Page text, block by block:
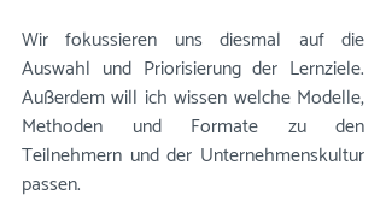
Wir fokussieren uns diesmal auf die
Auswahl und Priorisierung der Lernziele.
Außerdem will ich wissen welche Modelle,
Methoden und Formate zu den
Teilnehmern und der Unternehmenskultur
passen.